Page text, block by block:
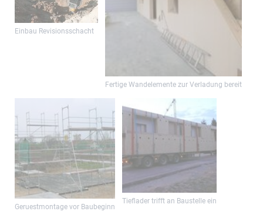
Einbau Revisionsschacht
Fertige Wandelemente zur Verladung bereit
Geruestmontage vor Baubeginn
Tieflader trifft an Baustelle ein